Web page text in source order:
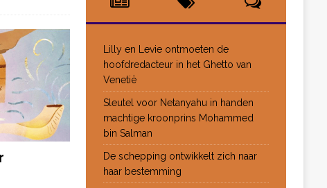
Lilly en Levie ontmoeten de
hoofdredacteur in het Ghetto van
Venetië
Sleutel voor Netanyahu in handen
machtige kroonprins Mohammed
bin Salman
De schepping ontwikkelt zich naar
haar bestemming